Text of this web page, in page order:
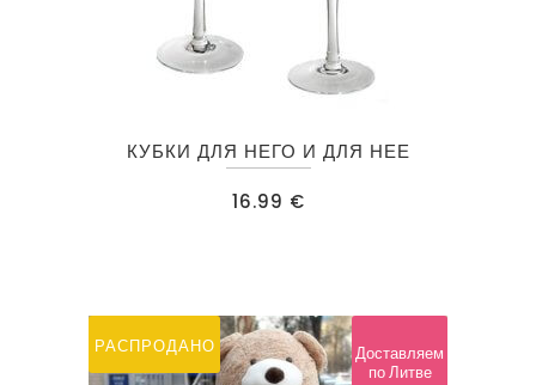
КУБКИ ДЛЯ НЕГО И ДЛЯ НЕЕ
16.99 €
РАСПРОДАНО
Доставляем
по Литве